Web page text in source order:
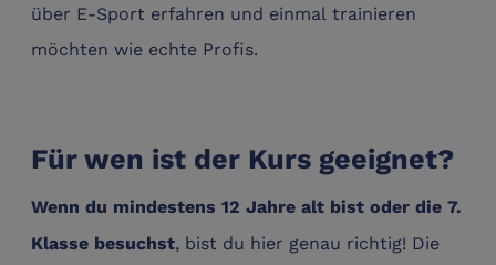
über E-Sport erfahren und einmal trainieren
möchten wie echte Profis.
Für wen ist der Kurs geeignet?
Wenn du mindestens 12 Jahre alt bist oder die 7.
Klasse besuchst, bist du hier genau richtig! Die